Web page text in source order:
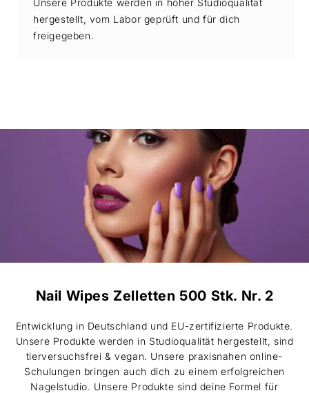
Unsere Produkte werden in hoher Studioqualität
hergestellt, vom Labor geprüft und für dich
freigegeben.
Nail Wipes Zelletten 500 Stk. Nr. 2
Entwicklung in Deutschland und EU-zertifizierte Produkte.
Unsere Produkte werden in Studioqualität hergestellt, sind
tierversuchsfrei & vegan. Unsere praxisnahen online-
Schulungen bringen auch dich zu einem erfolgreichen
Nagelstudio. Unsere Produkte sind deine Formel für